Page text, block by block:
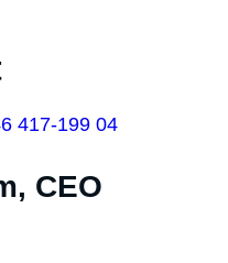
417-199 04
CEO